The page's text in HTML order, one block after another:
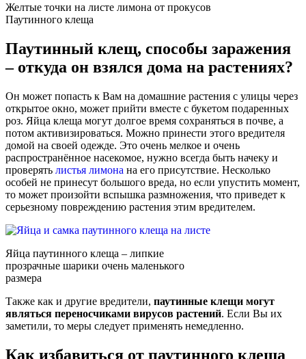
Желтые точки на листе лимона от прокусов
Паутинного клеща
Паутинный клещ, способы заражения
– откуда он взялся дома на растениях?
Он может попасть к Вам на домашние растения с улицы через
открытое окно, может прийти вместе с букетом подаренных
роз. Яйца клеща могут долгое время сохраняться в почве, а
потом активизироваться. Можно принести этого вредителя
домой на своей одежде. Это очень мелкое и очень
распространённое насекомое, нужно всегда быть начеку и
проверять листья лимона на его присутствие. Несколько
особей не принесут большого вреда, но если упустить момент,
то может произойти вспышка размножения, что приведет к
серьезному повреждению растения этим вредителем.
Яйца паутинного клеща – липкие
прозрачные шарики очень маленького
размера
Также как и другие вредители, паутинные клещи могут
являться переносчиками вирусов растений. Если Вы их
заметили, то меры следует применять немедленно.
Как избавиться от паутинного клеща